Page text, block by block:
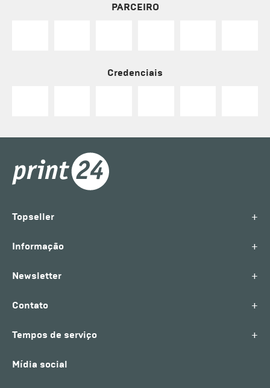
PARCEIRO
Credenciais
Topseller +
Informação +
Newsletter +
Contato +
Tempos de serviço +
Mídia social